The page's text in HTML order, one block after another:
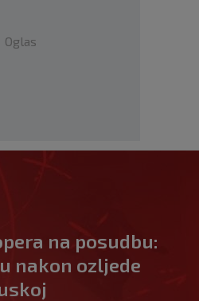
Oglas
na posudbu:
nakon ozljede